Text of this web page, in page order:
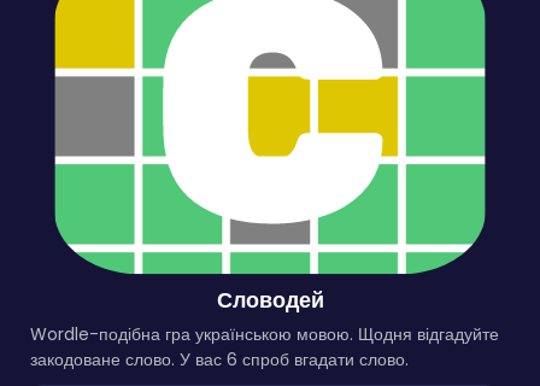
Словодей
Wordle-подібна гра українською мовою. Щодня відгадуйте
закодоване слово. У вас 6 спроб вгадати слово.